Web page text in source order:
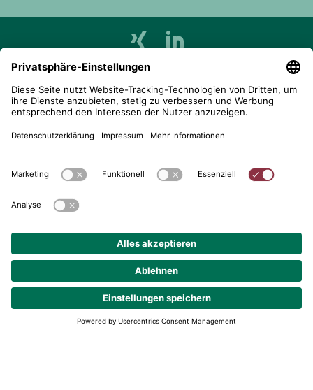
telent GmbH
Gerberstraße 34, 71522 Backnang
+49 (0) 7191 900 - 2202
© 2026 telent GmbH. Alle Rechte vorbehalten.
Datenschutz Impressum AGB Cookie-Einstellungen